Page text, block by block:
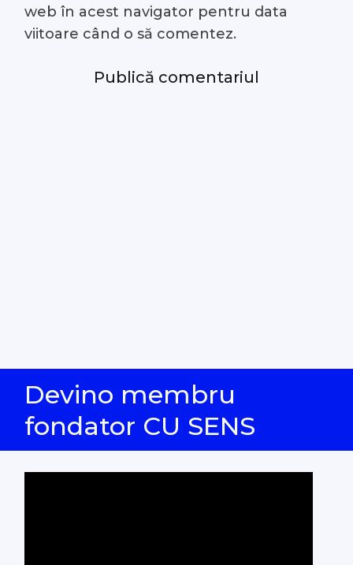
web în acest navigator pentru data
viitoare când o să comentez.
Devino membru
fondator CU SENS